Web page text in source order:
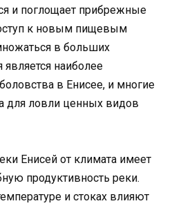
и поглощает прибрежные
к новым пищевым
в больших
является наиболее
в Енисее, и многие
ловли ценных видов
Енисей от климата имеет
продуктивность реки.
и стоках влияют